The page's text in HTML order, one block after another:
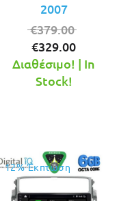
2007
€379.00
was:
€329.00
τρέχουσα
Διαθέσιμο! | In
Stock!
12% Έκπτωση